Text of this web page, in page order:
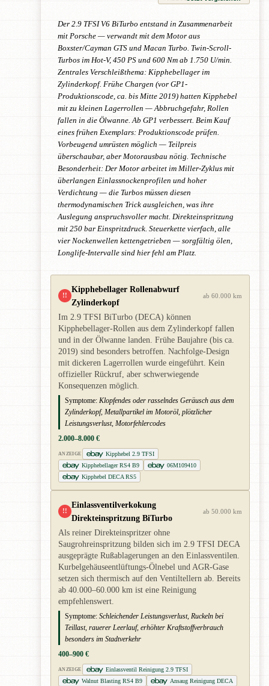
Der 2.9 TFSI V6 BiTurbo entstand in Zusammenarbeit
mit Porsche — verwandt mit dem Motor aus
Boxster/Cayman GTS und Macan Turbo. Twin-Scroll-
Turbos im Hot-V, 450 PS und 600 Nm ab 1.750 U/min.
Zentrales Verschleißthema: Kipphebellager im
Zylinderkopf. Frühe Chargen (vor GP1-
Produktionscode, ca. bis Mitte 2019) hatten Kipphebel
mit zu kleinen Lagerrollen — Abbruchgefahr, Rollen
fallen in die Ölwanne. Ab GP1 verbessert. Beim Kauf
eines frühen Exemplars: Produktionscode prüfen.
Vorbeugend umrüsten möglich — Teilpreis
überschaubar, aber Motorausbau nötig. Technische
Besonderheit: Der Motor arbeitet im Miller-Zyklus mit
überlangen Einlassnockenprofilen und hoher
Verdichtung — die Turbos müssen diesen
thermodynamischen Trick ausgleichen, was ihre
Auslegung anspruchsvoller macht. Direkteinspritzung
mit 250 bar Einspritzdruck. Steuerkette vierfach, alle
vier Nockenwellen kettengetrieben — sorgfältig ölen,
Longlife-Intervalle sind hier fehl am Platz.
!!
Kipphebellager Rollenabwurf
Zylinderkopf
ab 60.000 km
Im 2.9 TFSI BiTurbo (DECA) können
Kipphebellager-Rollen aus dem Zylinderkopf fallen
und in der Ölwanne landen. Frühe Baujahre (bis ca.
2019) sind besonders betroffen. Nachfolge-Design
mit dickeren Lagerrollen wurde eingeführt. Kein
offizieller Rückruf, aber schwerwiegende
Konsequenzen möglich.
Symptome: Klopfendes oder rasselndes Geräusch aus dem
Zylinderkopf, Metallpartikel im Motoröl, plötzlicher
Leistungsverlust, Motorfehlercodes
2.000–8.000 €
ANZEIGE
Kipphebel 2.9 TFSI
Kipphebellager RS4 B9
06M109410
Kipphebel DECA RS5
!!
Einlassventilverkokung
Direkteinspritzung BiTurbo
ab 50.000 km
Als reiner Direkteinspritzer ohne
Saugrohreinspritzung bilden sich im 2.9 TFSI DECA
ausgeprägte Rußablagerungen an den Einlassventilen.
Kurbelgehäuseentlüftungs-Ölnebel und AGR-Gase
setzen sich thermisch auf den Ventiltellern ab. Bereits
ab 40.000–60.000 km ist eine Reinigung
empfehlenswert.
Symptome: Schleichender Leistungsverlust, Ruckeln bei
Teillast, rauerer Leerlauf, erhöhter Kraftstoffverbrauch
besonders im Stadtverkehr
400–900 €
ANZEIGE
Einlassventil Reinigung 2.9 TFSI
Walnut Blasting RS4 B9
Ansaug Reinigung DECA